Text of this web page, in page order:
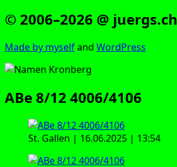
© 2006–2026 @ juergs.ch
Made by mys­elfand Word­Press
ABe 8/12 4006/4106
St. Gal­len | 16.06.2025 | 13:54